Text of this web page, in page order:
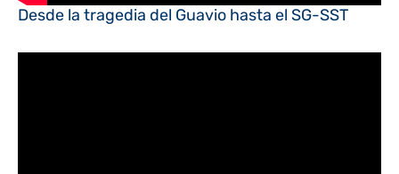
Desde la tragedia del Guavio hasta el SG-SST